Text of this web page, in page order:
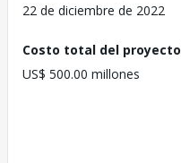
22 de diciembre de 2022
Costo total del proyecto
US$ 500.00 millones